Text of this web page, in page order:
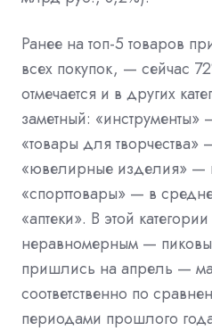
Ранее на топ-5 товаров
всех покупок, — сейчас
отмечается и в других
заметный:
«товары для
«ювелирные изделия» —
«спорттовары» — в
«аптеки». В этой
неравномерным —
пришлись на апрель —
соответственно по
периодами прошлого